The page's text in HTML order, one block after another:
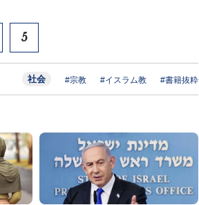
5
社会 #宗教 #イスラム教 #書籍抜粋